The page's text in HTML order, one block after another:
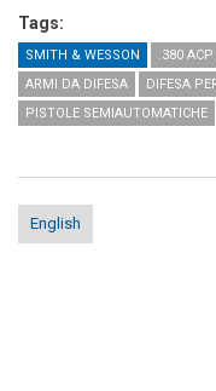
Tags:
SMITH & WESSON .380
ARMI DA DIFESA
DIFESA
PISTOLE SEMIAUTOMATICHE
English